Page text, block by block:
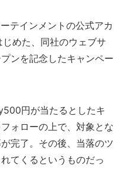
テインメントの公式アカ
めた、同社のウェブサ
ンを記念したキャンペー
円が当たるとしたキ
ォローの上で、対象とな
完了。その後、当落のツ
てくるというものだっ